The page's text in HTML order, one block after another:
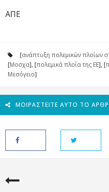
ΑΠΕ
[ανάπτυξη πολεμικών πλοίων
[Μοσχα], [πολεμικά πλοία της ΕΕ], [
Μεσόγειο]
ΜΟΙΡΑΣΤΕΊΤΕ ΑΥΤΌ ΤΟ